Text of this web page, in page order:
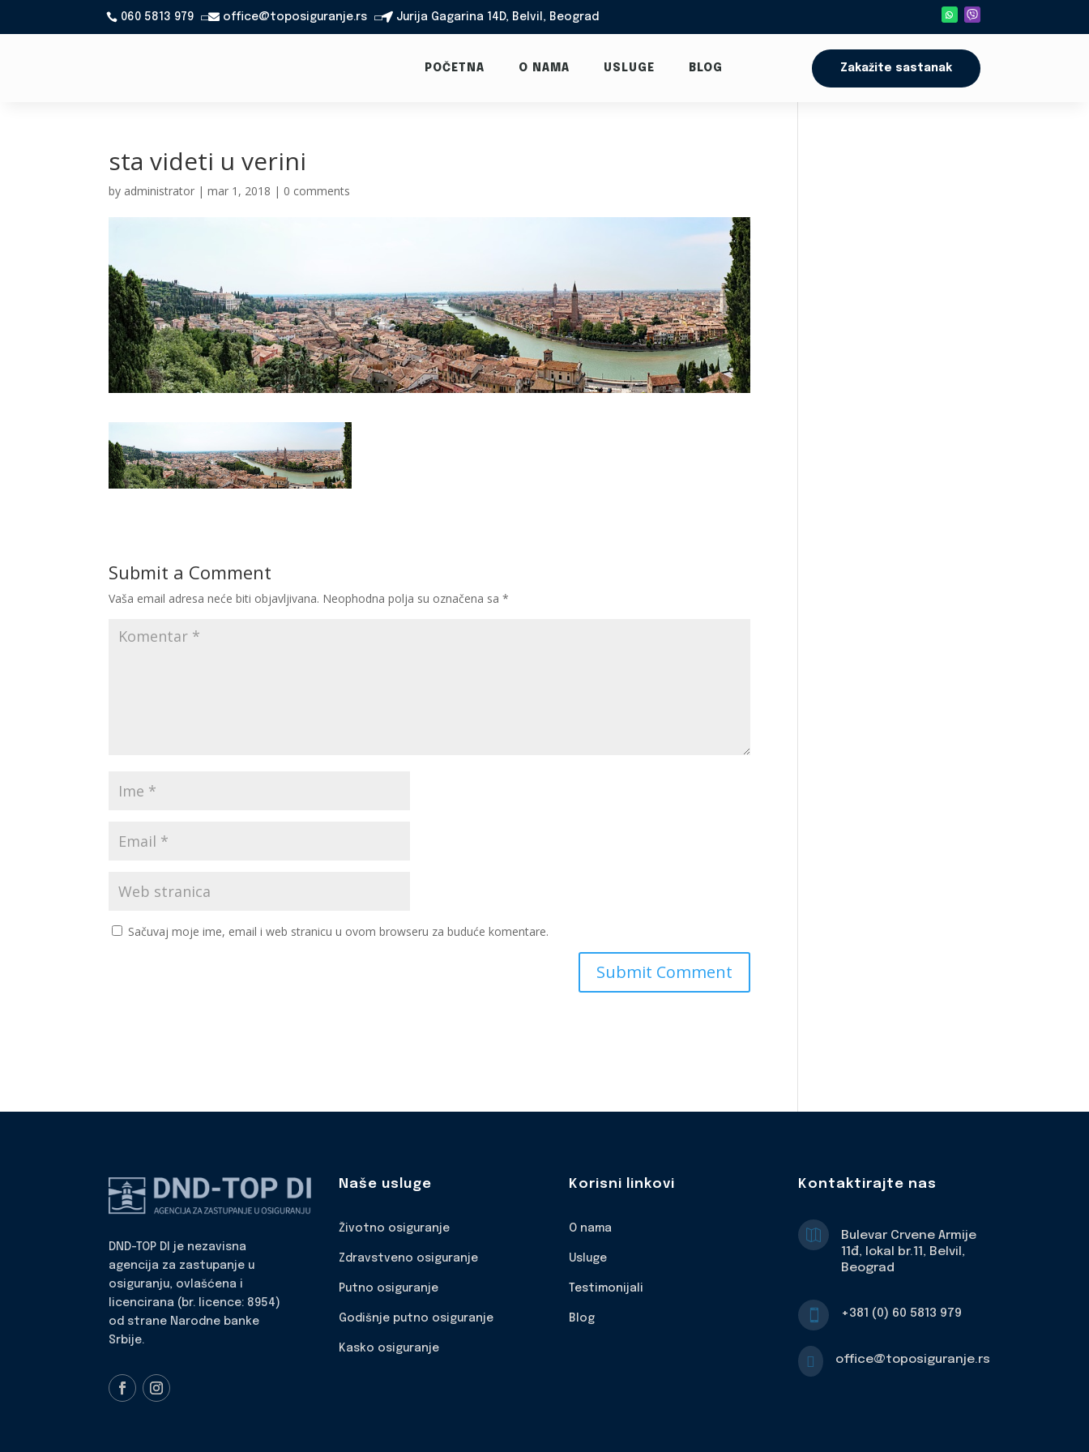
060 5813 979  office@toposiguranje.rs  Jurija Gagarina 14D, Belvil, Beograd
POČETNA O NAMA USLUGE BLOG Zakažite sastanak
sta videti u verini
by administrator |mar 1, 2018 | 0 comments
Submit a Comment
Vaša email adresa neće biti objavljivana. Neophodna polja su označena sa*
Sačuvaj moje ime, email i web stranicu u ovom browseru za buduće komentare.
DND-TOP DI je nezavisna
agencija za zastupanje u
osiguranju, ovlašćena i
licencirana (br. licence: 8954)
od strane Narodne banke
Srbije.
Naše usluge
Životno osiguranje
Zdravstveno osiguranje
Putno osiguranje
Godišnje putno osiguranje
Kasko osiguranje
Korisni linkovi
O nama
Usluge
Testimonijali
Blog
Kontaktirajte nas

Bulevar Crvene Armije
11đ, lokal br.11, Belvil,
Beograd
 +381 (0) 60 5813 979
 office@toposiguranje.rs